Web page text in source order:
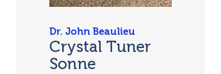
Dr. John Beaulieu
Crystal Tuner
Sonne